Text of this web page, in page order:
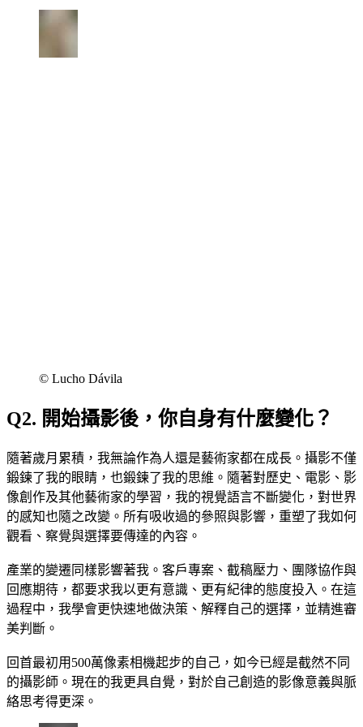
©︎ Lucho Dávila
Q2. 開始攝影後，你自身有什麼變化？
隨著歲月累積，我無論作為人還是藝術家都在成長。攝影不僅
鍛鍊了我的眼睛，也鍛鍊了我的思維。隨著對歷史、電影、影
像創作及其他藝術家的學習，我的視覺語言不斷變化，對世界
的感知也隨之改變。所有吸收過的參照與影響，重塑了我如何
觀看、察覺與選擇要傳達的內容。
產業的變遷同樣影響著我。客戶專案、截稿壓力、團隊協作與
回應期待，都要求我以更有意識、更有紀律的態度投入。在這
過程中，我學會更快速地做決策、解釋自己的選擇，並精進審
美判斷。
回首最初用500萬像素相機起步的自己，如今已經是截然不同
的攝影師。現在的我更具自覺，對於自己創造的影像意義與脈
絡思考得更深。